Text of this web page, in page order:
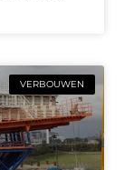
VERBOUWEN